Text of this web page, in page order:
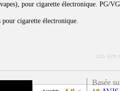
pour cigarette électronique. PG/
cigarette électronique.
LES AVIS
Basée